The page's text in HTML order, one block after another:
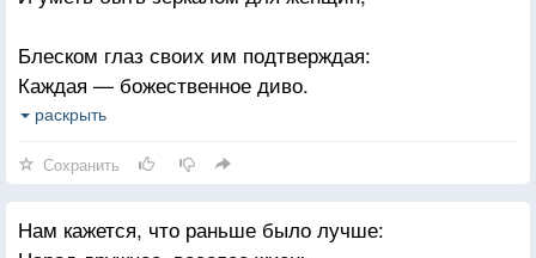
Чтоб те не разлучались даже в вечности.
Любите так, как будто, отвернувшись,
Вы взглядом никогда уже не встретитесь.
Блеском глаз своих им подтверждая:
Каждая — божественное диво.
Некрасивых женщин не бывает.
раскрыть
Сохранить
Нам кажется, что раньше было лучше: